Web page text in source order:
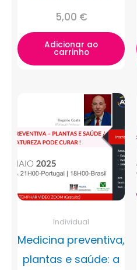
5,00 €
Adicionar ao
carrinho
Individual
Medicina preventiva,
plantas e saúde: a